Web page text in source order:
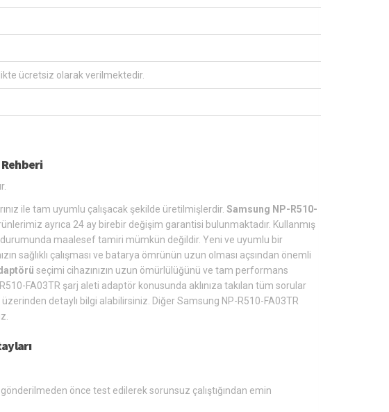
ücretsiz olarak verilmektedir.
ile tam uyumlu çalışacak şekilde üretilmişlerdir. Samsung NP-R510-
ayrıca 24 ay birebir değişim garantisi bulunmaktadır. Kullanmış
durumunda maalesef tamiri mümkün değildir. Yeni ve uyumlu bir
sağlıklı çalışması ve batarya ömrünün uzun olması açsından önemli
seçimi cihazınızın uzun ömürlülüğünü ve tam performans
FA03TR şarj aleti adaptör konusunda aklınıza takılan tüm sorular
üzerinden detaylı bilgi alabilirsiniz. Diğer Samsung NP-R510-FA03TR
önce test edilerek sorunsuz çalıştığından emin